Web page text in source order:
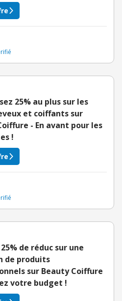
25% au plus sur les
et coiffants sur
- En avant pour les
!
de réduc sur une
de produits
sur Beauty Coiffure
votre budget !